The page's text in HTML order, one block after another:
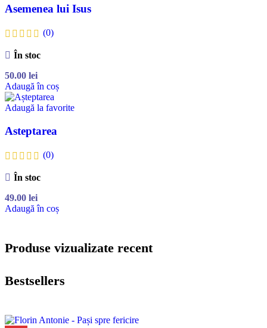
Asemenea lui Isus
(0)
În stoc
50.00 lei
Adaugă în coș
Adaugă la favorite
Asteptarea
(0)
În stoc
49.00 lei
Adaugă în coș
Produse vizualizate recent
Bestsellers